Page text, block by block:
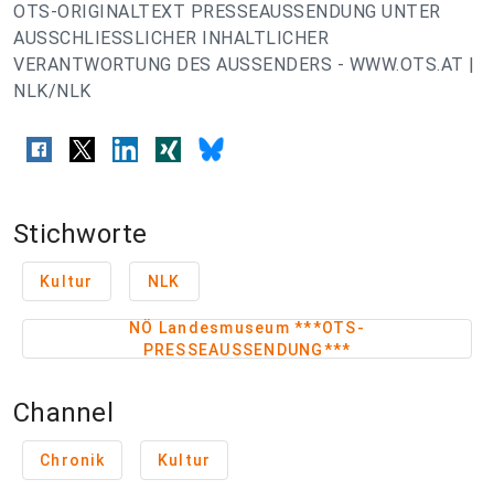
OTS-ORIGINALTEXT PRESSEAUSSENDUNG UNTER
AUSSCHLIESSLICHER INHALTLICHER
VERANTWORTUNG DES AUSSENDERS - WWW.OTS.AT |
NLK/NLK
Stichworte
Kultur NLK
NÖ Landesmuseum ***OTS-
PRESSEAUSSENDUNG***
Channel
Chronik Kultur